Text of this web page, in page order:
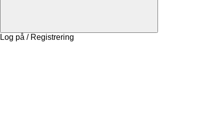
Log på / Registrering